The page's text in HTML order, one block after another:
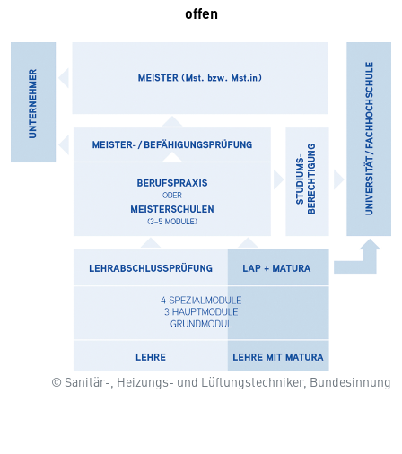
offen
© Sanitär-, Heizungs- und Lüftungstechniker, Bundesinnung